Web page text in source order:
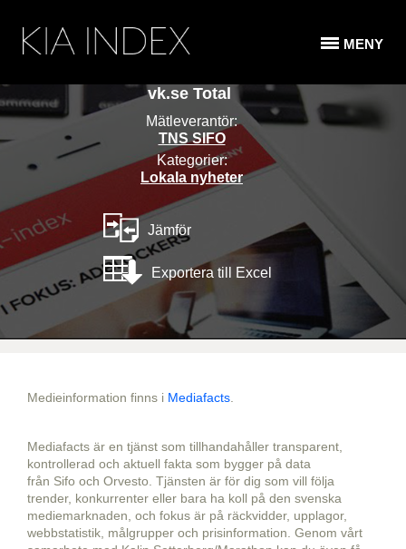
MENY
vk.se Total
Mätleverantör:
TNS SIFO
Kategorier:
Lokala nyheter
Jämför
Exportera till Excel
Medieinformation finns i Mediafacts
Mediafacts är en tjänst som tillhandahåller transparent,
kontrollerad och aktuell fakta som bygger på data
från Sifo och Orvesto. Tjänsten är för dig som vill följa
trender, konkurrenter eller bara ha koll på den svenska
mediemarknaden, och fokus är på räckvidder, upplagor,
webbstatistik, målgrupper och prisinformation. Genom vårt